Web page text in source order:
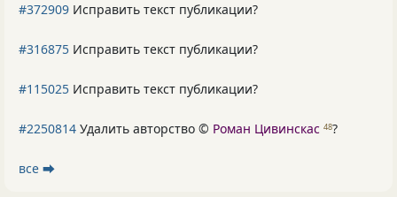
#372909 Исправить текст публикации?
#316875 Исправить текст публикации?
#115025 Исправить текст публикации?
#2250814 Удалить авторство © Роман Цивинскас 48?
все ⮕